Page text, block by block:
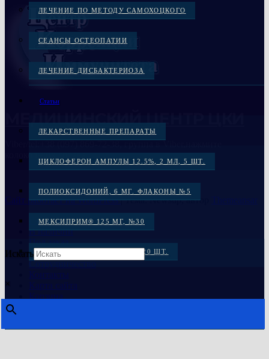
ЛЕЧЕНИЕ ПО МЕТОДУ САМОХОЦКОГО
СЕАНСЫ ОСТЕОПАТИИ
ЛЕЧЕНИЕ ДИСБАКТЕРИОЗА
Статьи
ЛЕКАРСТВЕННЫЕ ПРЕПАРАТЫ
ЦИКЛОФЕРОН АМПУЛЫ 12.5%, 2 МЛ, 5 ШТ.
ПОЛИОКСИДОНИЙ, 6 МГ. ФЛАКОНЫ №5
МЕКСИПРИМ® 125 МГ, №30
МЕКСИКОР КАПС. 100 МГ: 20 ШТ.
МЕКСИДОЛ, ТАБ. 125 МГ №30
Искать
×
МЕДИЦИНСКИЙ ЦЕНТР ЦКИ
колокольчик справа
Сайт работает на WordPress|Тема: Newsup, автор
Главная
В наличии
Под заказ
Распродажа
Сотрудничество
Контакты
Карта сайта
Корзина